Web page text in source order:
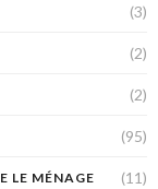
(3)
(2)
(2)
(95)
LE MÉNAGE (11)